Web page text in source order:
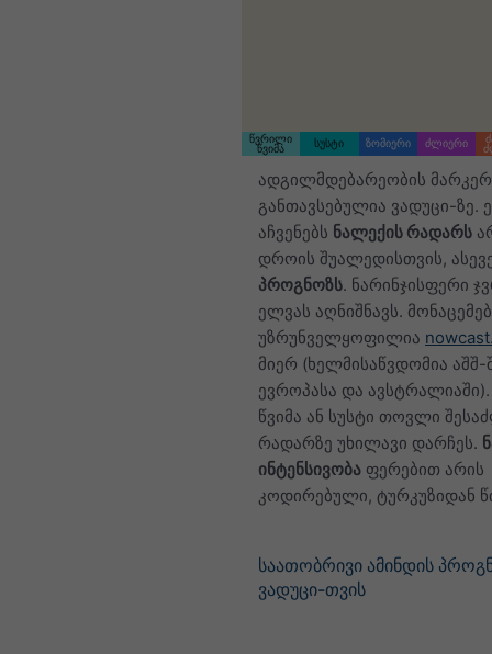
წვრილი
წვიმა
სუსტი ზომიერი ძლიერი
ადგილმდებარეობის
განთავსებულია ვადუცი-ზე.
აჩვენებს ნალექის რადარს
დროის შუალედისთვის,
პროგნოზს. ნარინჯისფერი
ელვას აღნიშნავს.
უზრუნველყოფილია
მიერ (ხელმისაწვდომია აშშ-
ევროპასა და
წვიმა ან სუსტი თოვლი
რადარზე უხილავი დარჩეს.
ინტენსივობა ფერებით არის
კოდირებული, ტურკუზიდან
საათობრივი ამინდის
ვადუცი-თვის